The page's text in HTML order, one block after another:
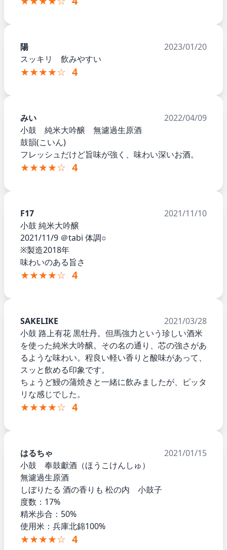
陽
2023/01/20
スッキリ 飲みやすい
★★★★☆ 4
みい
2022/04/09
小鼓 純米大吟醸 無濾過生原酒
鼓韻(こいん)
フレッシュだけど旨味が強く、味わい深いお酒。
★★★★☆ 4
F17
2021/11/10
小鼓 純米大吟醸
2021/11/9 ＠tabi 体調○
※製造2018年
味わいのある旨さ
★★★★☆ 4
SAKELIKE
2021/03/28
小鼓 路上有花 黒牡丹。但馬強力という珍しい酒米
を使った純米大吟醸。その名の通り、芯の強さがあ
るような味わい。程良い軽い香りと酸味があって、
スッと飲める印象です。
ちょうど鰻の蒲焼きと一緒に飲みましたが、ピッタ
リな感じでした。
★★★★☆ 4
はるちゃ
2021/01/15
小鼓 奉鼓獻酒（ほうこけんしゅ）
無濾過生原酒
しぼりたる 酒の香りも 松の内 小鼓子
度数：17%
精米歩合：50%
使用米：兵庫北錦100%
★★★★☆ 4